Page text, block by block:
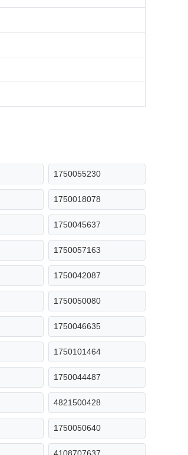
1750055230
1750018078
1750045637
1750057163
1750042087
1750050080
1750046635
1750101464
1750044487
4821500428
1750050640